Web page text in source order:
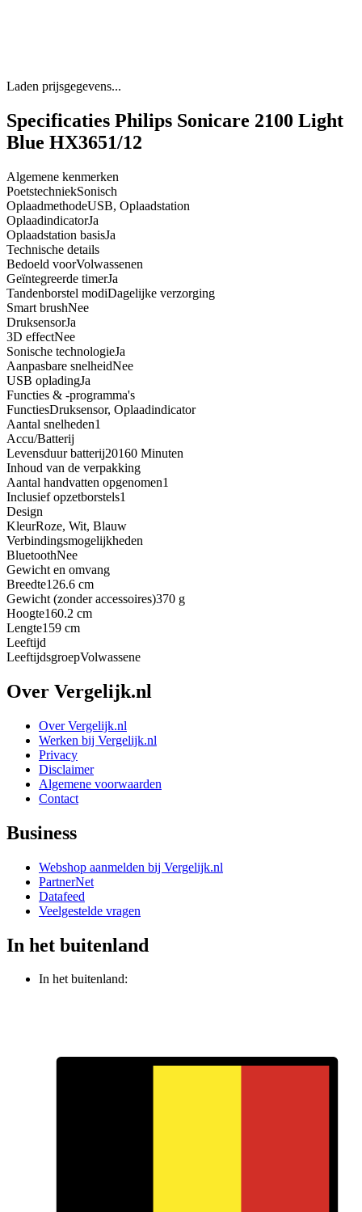
Laden prijsgegevens...
Specificaties Philips Sonicare 2100 Light
Blue HX3651/12
Algemene kenmerken
PoetstechniekSonisch
OplaadmethodeUSB, Oplaadstation
OplaadindicatorJa
Oplaadstation basisJa
Technische details
Bedoeld voorVolwassenen
Geïntegreerde timerJa
Tandenborstel modiDagelijke verzorging
Smart brushNee
DruksensorJa
3D effectNee
Sonische technologieJa
Aanpasbare snelheidNee
USB opladingJa
Functies & -programma's
FunctiesDruksensor, Oplaadindicator
Aantal snelheden1
Accu/Batterij
Levensduur batterij20160 Minuten
Inhoud van de verpakking
Aantal handvatten opgenomen1
Inclusief opzetborstels1
Design
KleurRoze, Wit, Blauw
Verbindingsmogelijkheden
BluetoothNee
Gewicht en omvang
Breedte126.6 cm
Gewicht (zonder accessoires)370 g
Hoogte160.2 cm
Lengte159 cm
Leeftijd
LeeftijdsgroepVolwassene
Over Vergelijk.nl
Over Vergelijk.nl
Werken bij Vergelijk.nl
Privacy
Disclaimer
Algemene voorwaarden
Contact
Business
Webshop aanmelden bij Vergelijk.nl
PartnerNet
Datafeed
Veelgestelde vragen
In het buitenland
In het buitenland: